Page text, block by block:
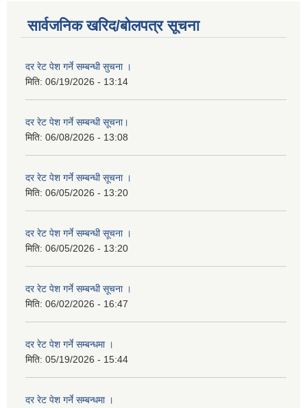
सार्वजनिक खरिद/बोलपत्र सूचना
दर रेट पेश गर्ने सम्बन्धी सुचना ।
मिति: 06/19/2026 - 13:14
दर रेट पेश गर्ने सम्बन्धी सूचना।
मिति: 06/08/2026 - 13:08
दर रेट पेश गर्ने सम्बन्धी सूचना ।
मिति: 06/05/2026 - 13:20
दर रेट पेश गर्ने सम्बन्धी सूचना ।
मिति: 06/05/2026 - 13:20
दर रेट पेश गर्ने सम्बन्धी सूचना ।
मिति: 06/02/2026 - 16:47
दर रेट पेश गर्ने सम्बन्धमा ।
मिति: 05/19/2026 - 15:44
दर रेट पेश गर्ने सम्बन्धमा ।